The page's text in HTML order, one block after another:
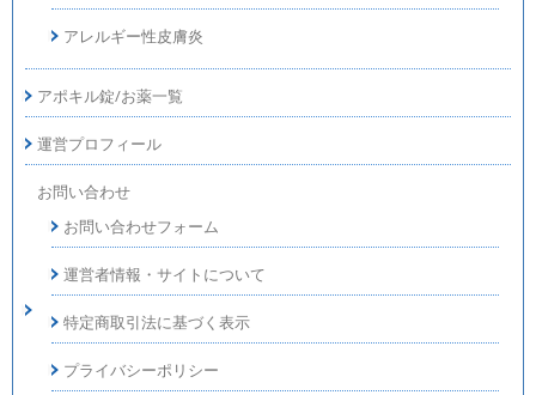
アレルギー性皮膚炎
アポキル錠/お薬一覧
運営プロフィール
お問い合わせ
お問い合わせフォーム
運営者情報・サイトについて
特定商取引法に基づく表示
プライバシーポリシー